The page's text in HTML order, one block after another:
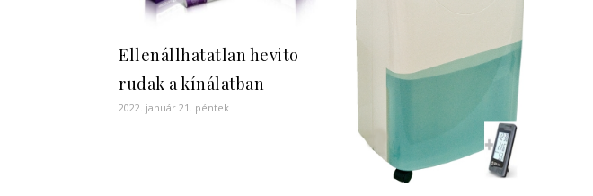
Ellenállhatatlan hevito
rudak a kínálatban
2022. január 21. péntek